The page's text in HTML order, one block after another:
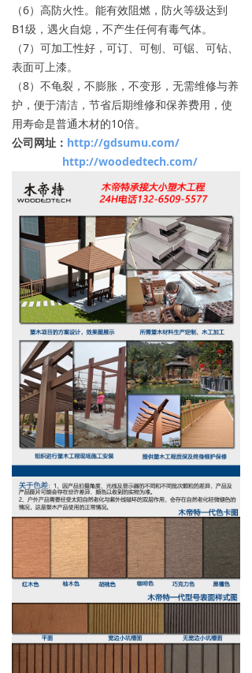
（6）高防火性。能有效阻燃，防火等级达到
B1级，遇火自熄，不产生任何有毒气体。
（7）可加工性好，可订、可刨、可锯、可钻、
表面可上漆。
（8）不龟裂，不膨胀，不变形，无需维修与养
护，便于清洁，节省后期维修和保养费用，使
用寿命是普通木材的10倍。
公司网址： http://gdsumu.com/
http://woodedtech.com/